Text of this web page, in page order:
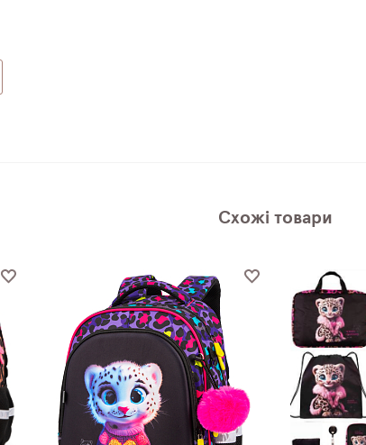
Схожі товари